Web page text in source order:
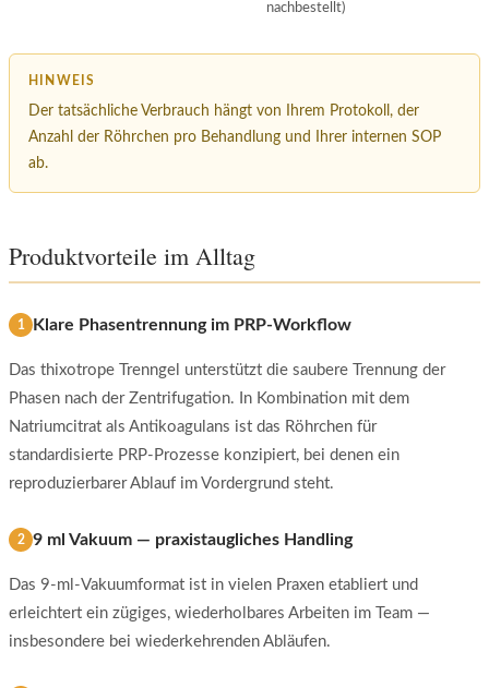
nachbestellt)
HINWEIS
Der tatsächliche Verbrauch hängt von Ihrem Protokoll, der
Anzahl der Röhrchen pro Behandlung und Ihrer internen SOP
ab.
Produktvorteile im Alltag
1 Klare Phasentrennung im PRP-Workflow
Das thixotrope Trenngel unterstützt die saubere Trennung der
Phasen nach der Zentrifugation. In Kombination mit dem
Natriumcitrat als Antikoagulans ist das Röhrchen für
standardisierte PRP-Prozesse konzipiert, bei denen ein
reproduzierbarer Ablauf im Vordergrund steht.
2 9 ml Vakuum — praxistaugliches Handling
Das 9-ml-Vakuumformat ist in vielen Praxen etabliert und
erleichtert ein zügiges, wiederholbares Arbeiten im Team —
insbesondere bei wiederkehrenden Abläufen.